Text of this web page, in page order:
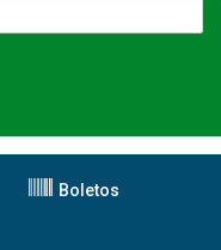
Boletos